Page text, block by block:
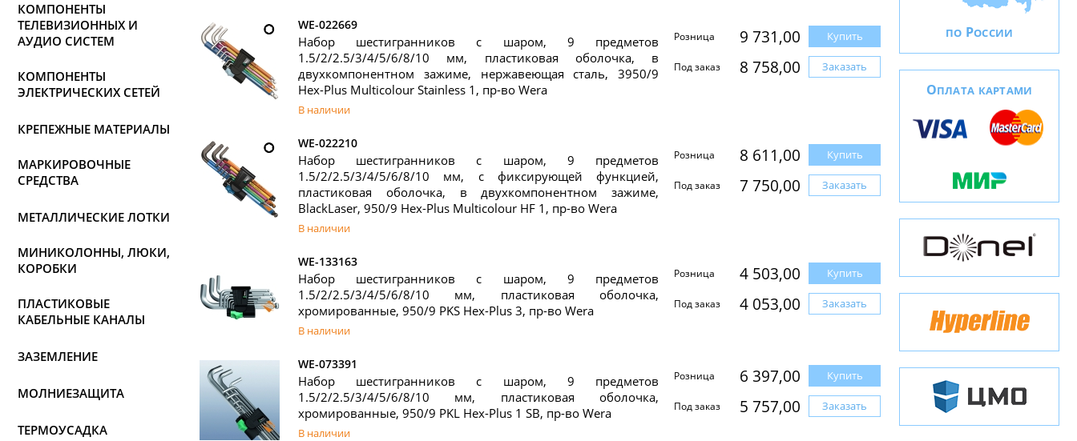
КОМПОНЕНТЫ
ТЕЛЕВИЗИОННЫХ И
АУДИО СИСТЕМ
КОМПОНЕНТЫ
ЭЛЕКТРИЧЕСКИХ СЕТЕЙ
КРЕПЕЖНЫЕ МАТЕРИАЛЫ
МАРКИРОВОЧНЫЕ
СРЕДСТВА
МЕТАЛЛИЧЕСКИЕ ЛОТКИ
МИНИКОЛОННЫ, ЛЮКИ,
КОРОБКИ
ПЛАСТИКОВЫЕ
КАБЕЛЬНЫЕ КАНАЛЫ
ЗАЗЕМЛЕНИЕ
МОЛНИЕЗАЩИТА
ТЕРМОУСАДКА
WE-022669
Набор шестигранников с шаром, 9 предметов
1.5/2/2.5/3/4/5/6/8/10 мм, пластиковая оболочка, в
двухкомпонентном зажиме, нержавеющая сталь, 3950/9
Hex-Plus Multicolour Stainless 1, пр-во Wera
В наличии
Розница 9 731,00 Купить
Под заказ 8 758,00 Заказать
WE-022210
Набор шестигранников с шаром, 9 предметов
1.5/2/2.5/3/4/5/6/8/10 мм, с фиксирующей функцией,
пластиковая оболочка, в двухкомпонентном зажиме,
BlackLaser, 950/9 Hex-Plus Multicolour HF 1, пр-во Wera
В наличии
Розница 8 611,00 Купить
Под заказ 7 750,00 Заказать
WE-133163
Набор шестигранников с шаром, 9 предметов
1.5/2/2.5/3/4/5/6/8/10 мм, пластиковая оболочка,
хромированные, 950/9 PKS Hex-Plus 3, пр-во Wera
В наличии
Розница 4 503,00 Купить
Под заказ 4 053,00 Заказать
WE-073391
Набор шестигранников с шаром, 9 предметов
1.5/2/2.5/3/4/5/6/8/10 мм, пластиковая оболочка,
хромированные, 950/9 PKL Hex-Plus 1 SB, пр-во Wera
В наличии
Розница 6 397,00 Купить
Под заказ 5 757,00 Заказать
ПО РОССИИ
ОПЛАТА КАРТАМИ